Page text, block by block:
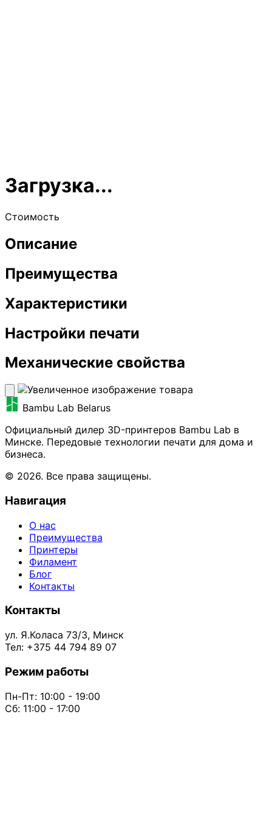
Загрузка...
Стоимость
Описание
Преимущества
Характеристики
Настройки печати
Механические свойства
Bambu Lab Belarus
Официальный дилер 3D-принтеров Bambu Lab в
Минске. Передовые технологии печати для дома и
бизнеса.
© 2026. Все права защищены.
Навигация
О нас
Преимущества
Принтеры
Филамент
Блог
Контакты
Контакты
ул. Я.Коласа 73/3, Минск
Тел: +375 44 794 89 07
Режим работы
Пн-Пт: 10:00 - 19:00
Сб: 11:00 - 17:00